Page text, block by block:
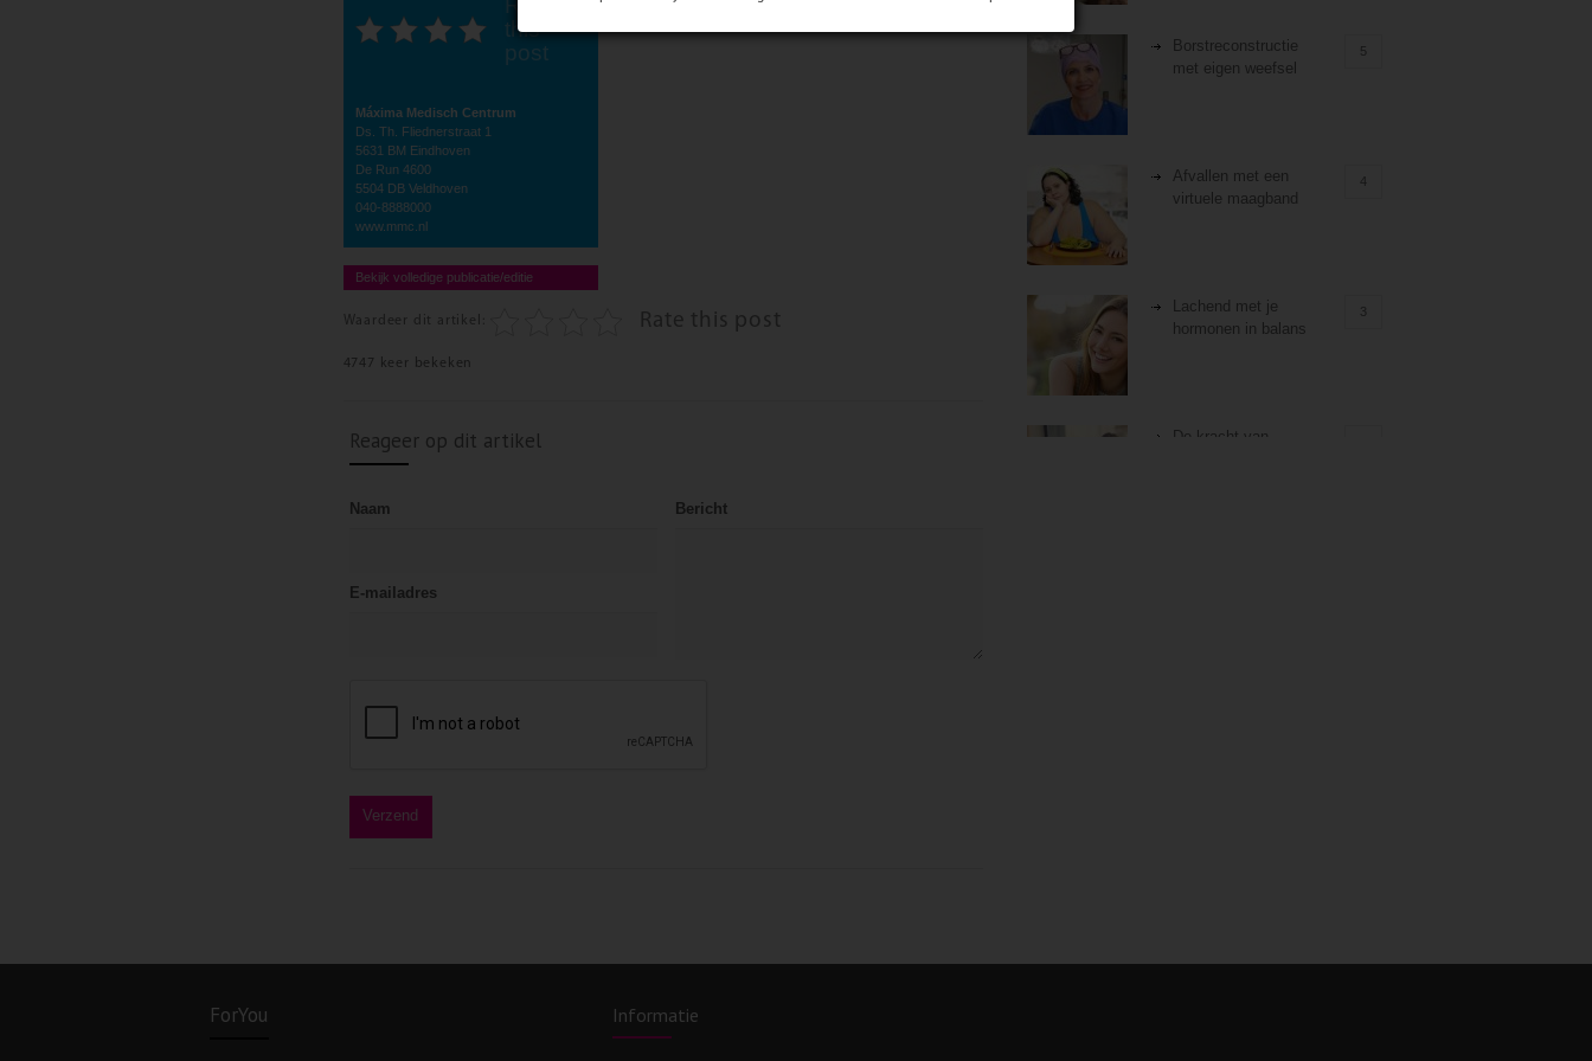
this
post
Máxima Medisch Centrum
Ds. Th. Fliednerstraat 1
5631 BM Eindhoven
De Run 4600
5504 DB Veldhoven
040-8888000
www.mmc.nl
Bekijk volledige publicatie/editie
Waardeer dit artikel: Rate this post
4747 keer bekeken
Reageer op dit artikel
Naam
E-mailadres
Bericht
Borstreconstructie
met eigen weefsel
5
Afvallen met een
virtuele maagband
4
Lachend met je
hormonen in balans
3
De kracht van
3
ForYou Informatie